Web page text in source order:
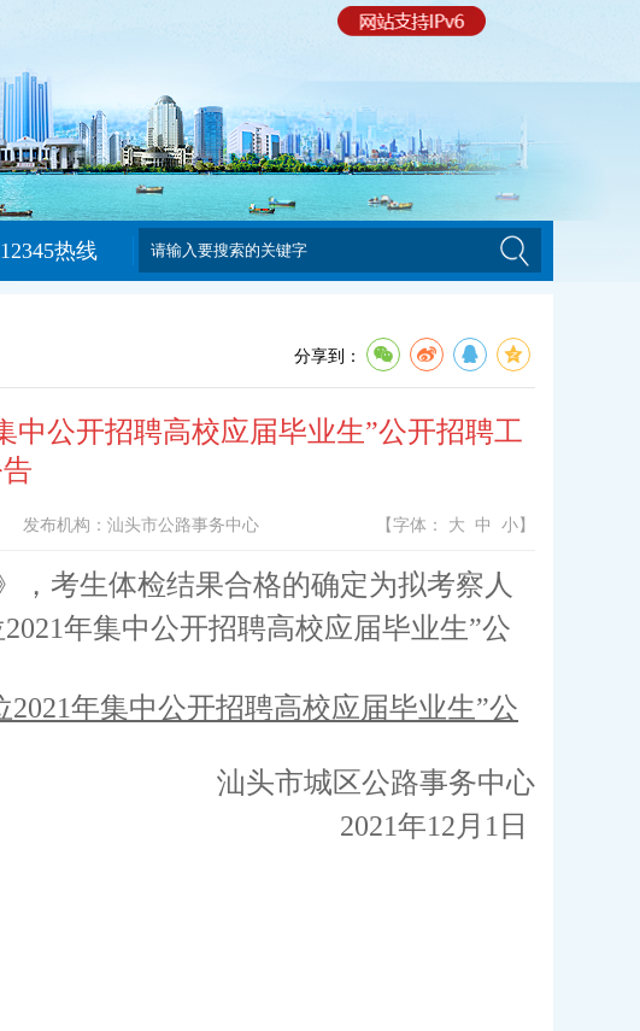
12345热线
分享到：
中公开招聘高校应届毕业生”公开招聘工
发布机构： 汕头市公路事务中心 【字体： 大 中 小 】
考生体检结果合格的确定为拟考察人
年集中公开招聘高校应届毕业生”公
年集中公开招聘高校应届毕业生”公
汕头市城区公路事务中心
2021年12月1日